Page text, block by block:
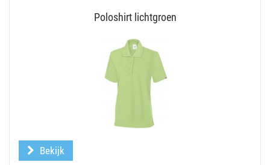
Poloshirt lichtgroen
Bekijk